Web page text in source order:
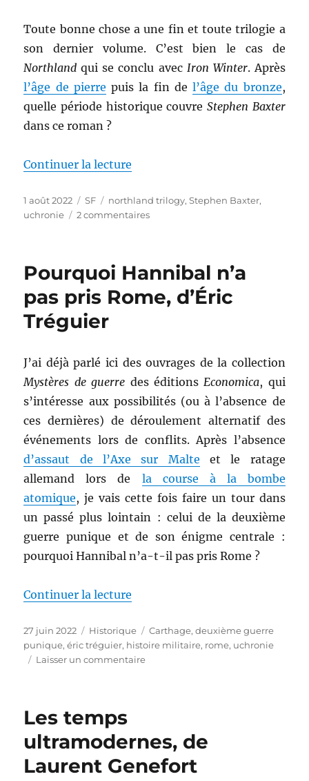
Toute bonne chose a une fin et toute trilogie a
son dernier volume. C’est bien le cas de
Northland qui se conclu avec Iron Winter. Après
l’âge de pierre puis la fin del’âge du bronze,
quelle période historique couvre Stephen Baxter
dans ce roman ?
Continuer la lecture
Publié
le
1 août 2022 Catégories
SF Étiquettes
northland trilogy,Stephen Baxter,
uchronie
2 commentairessur
Stephen
Pourquoi Hannibal n’a
pas pris Rome, d’Éric
Tréguier
J’ai déjà parlé ici des ouvrages de la collection
Mystères de guerre des éditionsEconomica, qui
s’intéresse aux possibilités (ou à l’absence de
ces dernières) de déroulement alternatif des
événements lors de conflits. Après l’absence
d’assaut de l’Axe sur Malte et le ratage
allemand lors de la course à la bombe
atomique, je vais cette fois faire un tour dans
un passé plus lointain : celui de la deuxième
guerre punique et de son énigme centrale :
pourquoi Hannibal n’a-t-il pas pris Rome ?
Continuer la lecture
Publié
le
27 juin 2022 Catégories
Historique Étiquettes
Carthage,deuxième guerre
punique,éric tréguier, histoire militaire, rome, uchronie
Laisser un commentairesur
Rome,
d’Éric
Tréguier
Les temps
ultramodernes, de
Laurent Genefort